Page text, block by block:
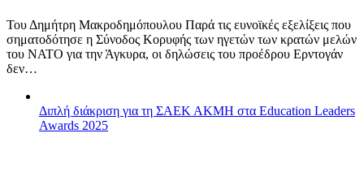
Του Δημήτρη Μακροδημόπουλου Παρά τις ευνοϊκές εξελίξεις που
σηματοδότησε η Σύνοδος Κορυφής των ηγετών των κρατών μελών
του ΝΑΤΟ για την Άγκυρα, οι δηλώσεις του προέδρου Ερντογάν
δεν…
Διπλή διάκριση για τη ΣΑΕΚ ΑΚΜΗ στα Education Leaders
Awards 2025